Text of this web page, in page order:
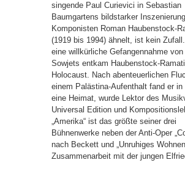
singende Paul Curievici in Sebastian
Baumgartens bildstarker
Komponisten Roman Haubenstock-
(1919 bis 1994) ähnelt, ist kein
eine willkürliche Gefangennahme von
Sowjets entkam Haubenstock-
Holocaust. Nach abenteuerlichen
einem Palästina-Aufenthalt fand er in
eine Heimat, wurde Lektor des
Universal Edition und
„Amerika“ ist das größte seiner drei
Bühnenwerke neben der Anti-Oper
nach Beckett und „Unruhiges
Zusammenarbeit mit der jungen